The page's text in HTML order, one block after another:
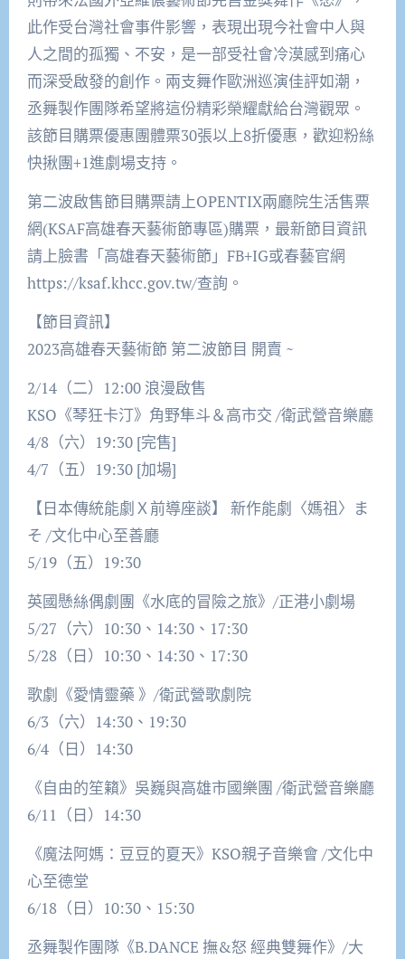
此作受台灣社會事件影響，表現出現今社會中人與
人之間的孤獨、不安，是一部受社會冷漠感到痛心
而深受啟發的創作。兩支舞作歐洲巡演佳評如潮，
丞舞製作團隊希望將這份精彩榮耀獻給台灣觀眾。
該節目購票優惠團體票30張以上8折優惠，歡迎粉絲
快揪團+1進劇場支持。
第二波啟售節目購票請上OPENTIX兩廳院生活售票
網(KSAF高雄春天藝術節專區)購票，最新節目資訊
請上臉書「高雄春天藝術節」FB+IG或春藝官網
https://ksaf.khcc.gov.tw/查詢。
【節目資訊】
2023高雄春天藝術節 第二波節目 開賣 ~
2/14（二）12:00 浪漫啟售
KSO《琴狂卡汀》角野隼斗＆高市交 /衛武營音樂廳
4/8（六）19:30 [完售]
4/7（五）19:30 [加場]
【日本傳統能劇Ｘ前導座談】 新作能劇〈媽祖〉ま
そ /文化中心至善廳
5/19（五）19:30
英國懸絲偶劇團《水底的冒險之旅》/正港小劇場
5/27（六）10:30、14:30、17:30
5/28（日）10:30、14:30、17:30
歌劇《愛情靈藥 》/衛武營歌劇院
6/3（六）14:30、19:30
6/4（日）14:30
《自由的笙籟》吳巍與高雄市國樂團 /衛武營音樂廳
6/11（日）14:30
《魔法阿媽：豆豆的夏天》KSO親子音樂會 /文化中
心至德堂
6/18（日）10:30、15:30
丞舞製作團隊《B.DANCE 撫&怒 經典雙舞作》/大